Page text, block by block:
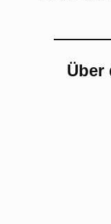
Über